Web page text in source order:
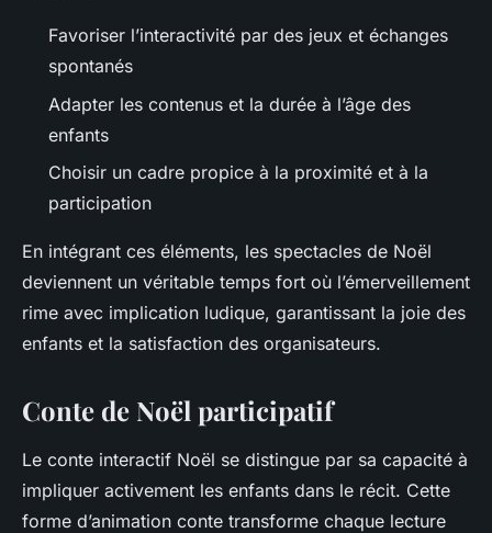
Favoriser l’interactivité par des jeux et échanges
spontanés
Adapter les contenus et la durée à l’âge des
enfants
Choisir un cadre propice à la proximité et à la
participation
En intégrant ces éléments, les spectacles de Noël
deviennent un véritable temps fort où l’émerveillement
rime avec implication ludique, garantissant la joie des
enfants et la satisfaction des organisateurs.
Conte de Noël participatif
Le conte interactif Noël se distingue par sa capacité à
impliquer activement les enfants dans le récit. Cette
forme d’animation conte transforme chaque lecture